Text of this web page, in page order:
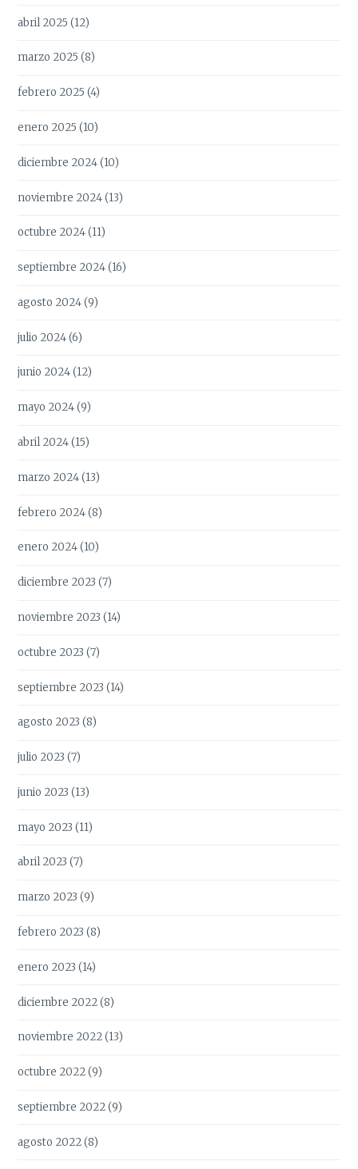
abril 2025 (12)
marzo 2025 (8)
febrero 2025 (4)
enero 2025 (10)
diciembre 2024(10)
noviembre 2024(13)
octubre 2024(11)
septiembre 2024(16)
agosto 2024(9)
julio 2024(6)
junio 2024(12)
mayo 2024(9)
abril 2024(15)
marzo 2024(13)
febrero 2024(8)
enero 2024(10)
diciembre 2023 (7)
noviembre 2023 (14)
octubre 2023 (7)
septiembre 2023 (14)
agosto 2023 (8)
julio 2023 (7)
junio 2023 (13)
mayo 2023 (11)
abril 2023 (7)
marzo 2023 (9)
febrero 2023 (8)
enero 2023 (14)
diciembre 2022(8)
noviembre 2022(13)
octubre 2022(9)
septiembre 2022(9)
agosto 2022(8)